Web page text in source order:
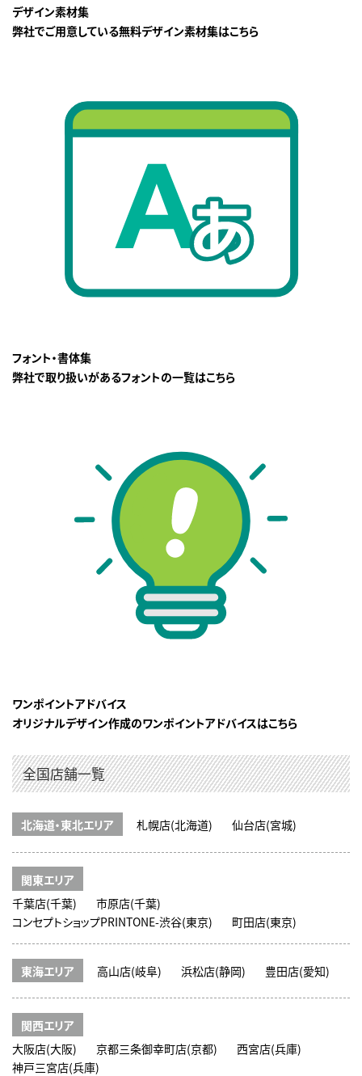
デザイン素材集
弊社でご用意している無料デザイン素材集はこちら
フォント・書体集
弊社で取り扱いがあるフォントの一覧はこちら
ワンポイントアドバイス
オリジナルデザイン作成のワンポイントアドバイスはこちら
全国店舗一覧
北海道・東北エリア 札幌店(北海道) 仙台店(宮城)
関東エリア
千葉店(千葉)
市原店(千葉)
コンセプトショップPRINTONE-渋谷(東京)
町田店(東京)
東海エリア 高山店(岐阜) 浜松店(静岡) 豊田店(愛知)
関西エリア
大阪店(大阪)
京都三条御幸町店(京都)
西宮店(兵庫)
神戸三宮店(兵庫)